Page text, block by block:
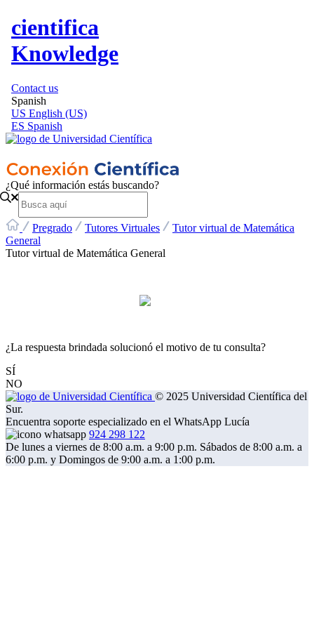
cientifica
Knowledge
Contact us
Spanish
US English (US)
ES Spanish
¿Qué información estás buscando?
Pregrado Tutores Virtuales
Tutor virtual de Matemática
General
Tutor virtual de Matemática General
¿La respuesta brindada solucionó el motivo de tu consulta?
SÍ
NO
© 2025 Universidad Científica del
Sur.
Encuentra soporte especializado en el WhatsApp Lucía
924 298 122
De lunes a viernes de 8:00 a.m. a 9:00 p.m. Sábados de 8:00 a.m. a
6:00 p.m. y Domingos de 9:00 a.m. a 1:00 p.m.